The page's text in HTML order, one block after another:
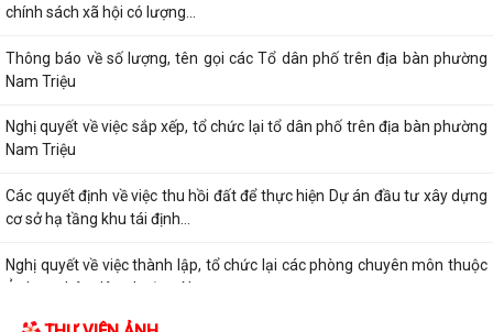
chính sách xã hội có lượng...
Thông báo về số lượng, tên gọi các Tổ dân phố trên địa bàn phường
Nam Triệu
Nghị quyết về việc sắp xếp, tổ chức lại tổ dân phố trên địa bàn phường
Nam Triệu
Các quyết định về việc thu hồi đất để thực hiện Dự án đầu tư xây dựng
cơ sở hạ tầng khu tái định...
Nghị quyết về việc thành lập, tổ chức lại các phòng chuyên môn thuộc
Ủy ban nhân dân phường Nam...